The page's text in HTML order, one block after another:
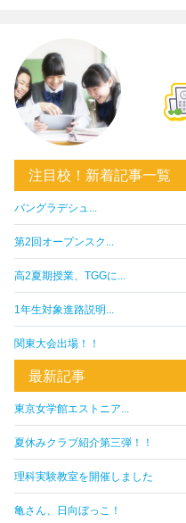
注目校！新着記事一覧
バングラデシュ...
第2回オープンスク...
高2夏期授業、TGGに...
1年生対象進路説明...
関東大会出場！！
最新記事
東京女学館エストニア...
夏休みクラブ紹介第三弾！！
理科実験教室を開催しました
亀さん、日向ぼっこ！